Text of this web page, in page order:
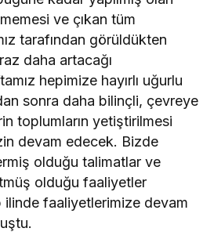
ve çıkan tüm
tarafından görüldükten
daha artacağı
hepimize hayırlı uğurlu
sonra daha bilinçli, çevreye
toplumların yetiştirilmesi
devam edecek. Bizde
olduğu talimatlar ve
olduğu faaliyetler
ilinde faaliyetlerimize devam